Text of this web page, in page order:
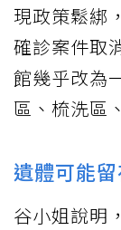
現政策鬆綁
確診案件取
館幾乎改為
區、梳洗區
遺體可能
谷小姐說明